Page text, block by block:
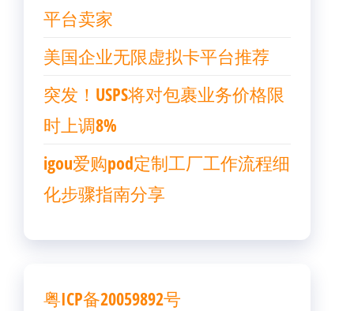
平台卖家
美国企业无限虚拟卡平台推荐
突发！USPS将对包裹业务价格限
时上调8%
igou爱购pod定制工厂工作流程细
化步骤指南分享
粤ICP备20059892号